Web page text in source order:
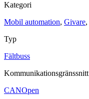
Kategori
Mobil automation, Givare,
Typ
Fältbuss
Kommunikationsgränssnitt
CANOpen